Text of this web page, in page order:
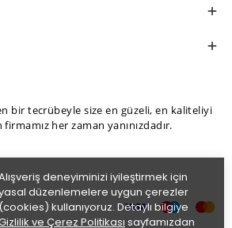
deneyiminizi iyileştirmek için
düzenlemelere uygun çerezler
(cookies) kullanıyoruz. Detaylı bilgiye
ve Çerez Politikası sayfamızdan
bir tecrübeyle size en güzeli, en kaliteliyi
her zaman yanınızdadır.